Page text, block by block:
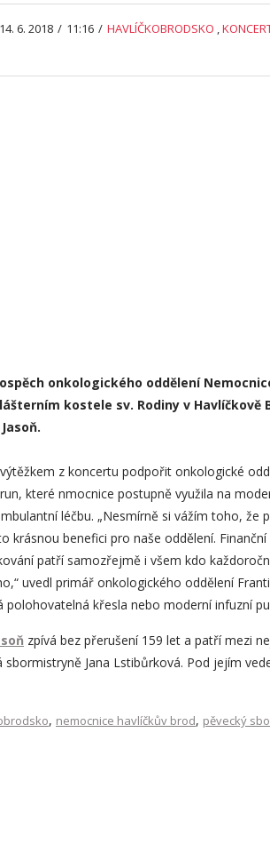
6. 2018 / 11:16 / HAVLÍČKOBRODSKO ,
onkologického oddělení
kostele sv. Rodiny v Havlíčkově
z koncertu podpořit onkologické
které nmocnice postupně využila na
léčbu. „Nesmírně si vážím toho, že
krásnou benefici pro naše oddělení.
patří samozřejmě i všem kdo
uvedl primář onkologického oddělení
polohovatelná křesla nebo moderní infuzní
zpívá bez přerušení 159 let a patří mezi
sbormistryně Jana Lstibůrková. Pod jejím
, nemocnice havlíčkův brod, pěvecký